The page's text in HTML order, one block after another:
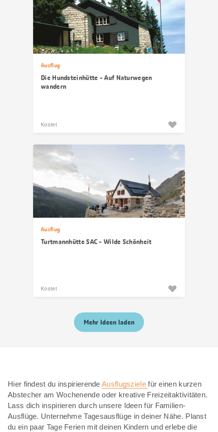
Ausflug
Die Hundsteinhütte - Auf Naturwegen
wandern
Kostet
Ausflug
Turtmannhütte SAC - Wilde Schönheit
Kostet
Mehr Ideen laden
Hier findest du inspirierendeAusflugszielefür einen kurzen
Abstecher am Wochenende oder kreative Freizeitaktivitäten.
Lass dich inspirieren durch unsere Ideen für Familien-
Ausflüge. Unternehme Tagesausflüge in deiner Nähe. Planst
du ein paar Tage Ferien mit deinen Kindern und erlebe die